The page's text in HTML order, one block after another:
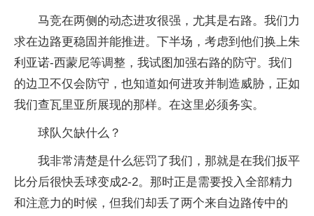
马竞在两侧的动态进攻很强，尤其是右路。我们力
求在边路更稳固并能推进。下半场，考虑到他们换上朱
利亚诺-西蒙尼等调整，我试图加强右路的防守。我们
的边卫不仅会防守，也知道如何进攻并制造威胁，正如
我们查瓦里亚所展现的那样。在这里必须务实。
球队欠缺什么？
我非常清楚是什么惩罚了我们，那就是在我们扳平
比分后很快丢球变成2-2。那时正是需要投入全部精力
和注意力的时候，但我们却丢了两个来自边路传中的